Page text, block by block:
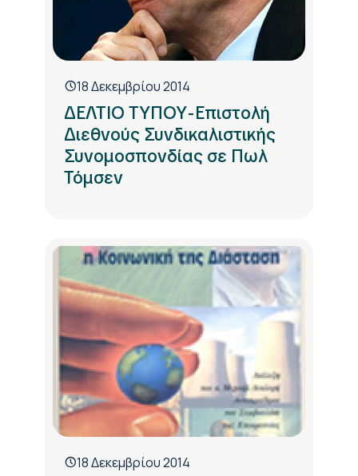
18 Δεκεμβρίου 2014
ΔΕΛΤΙΟ ΤΥΠΟΥ-Επιστολή
Διεθνούς Συνδικαλιστικής
Συνομοσπονδίας σε Πωλ
Τόμσεν
18 Δεκεμβρίου 2014